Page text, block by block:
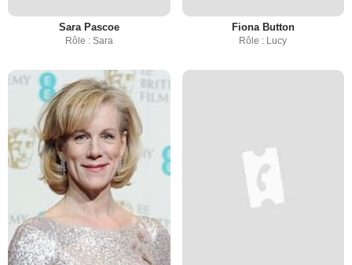
Sara Pascoe
Rôle : Sara
Fiona Button
Rôle : Lucy